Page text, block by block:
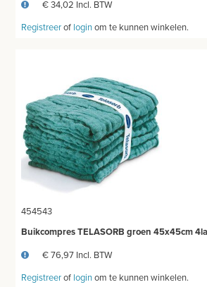
€ 34,02 Incl. BTW
Registreerof loginom te kunnen winkelen.
454543
Buikcompres TELASORB groen 45x45cm
€ 76,97 Incl. BTW
Registreerof loginom te kunnen winkelen.